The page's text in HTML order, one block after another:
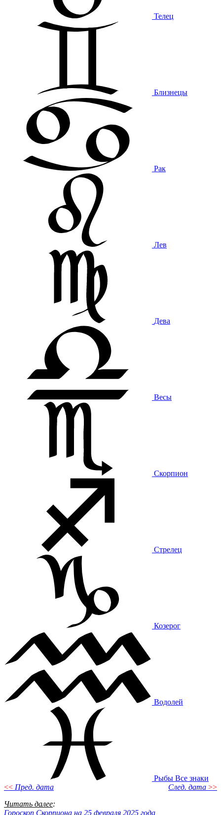
Телец
Близнецы
Рак
Лев
Дева
Весы
Скорпион
Стрелец
Козерог
Водолей
Рыбы Все знаки
<< Пред. дата След. дата >>
Читать далее:
Гороскоп Скорпиона на 25 февраля 2025 года